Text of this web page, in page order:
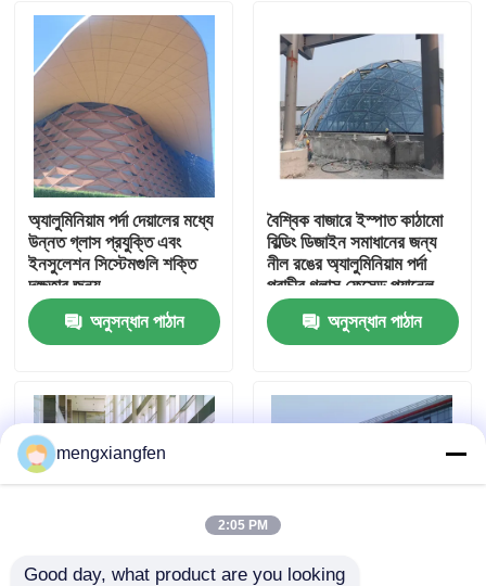
কারখানা ভ্রমণ
মান নিয়ন্ত্রণ
যোগাযোগ করুন
মামলা
স্পেস ফ্রেম ট্রাস
অ্যালুমিনিয়াম পর্দা দেয়ালের মধ্যে
উন্নত গ্লাস প্রযুক্তি এবং
ইনসুলেশন সিস্টেমগুলি শক্তি
দক্ষতার জন্য
অনুসন্ধান পাঠান
বৈশ্বিক বাজারে ইস্পাত কাঠামো
বিল্ডিং ডিজাইন সমাধানের জন্য
নীল রঙের অ্যালুমিনিয়াম পর্দা
প্রাচীর গ্লাস ফেসেড প্যানেল
অনুসন্ধান পাঠান
mengxiangfen
2:05 PM
Good day, what product are you looking